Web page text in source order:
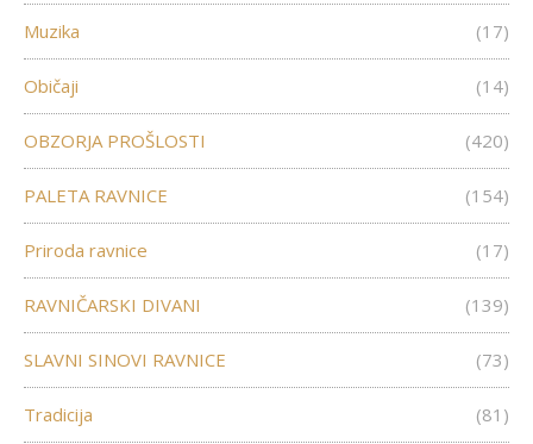
Muzika (17)
Običaji (14)
OBZORJA PROŠLOSTI (420)
PALETA RAVNICE (154)
Priroda ravnice (17)
RAVNIČARSKI DIVANI (139)
SLAVNI SINOVI RAVNICE (73)
Tradicija (81)